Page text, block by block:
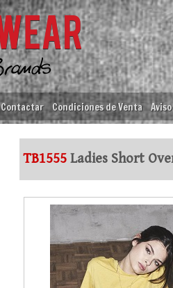
Contactar Condiciones de Venta
TB1555 Ladies Short